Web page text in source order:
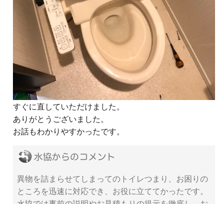
すぐに直していただけました。
ありがとうございました。
お話もわかりやすかったです。
異物を詰まらせてしまってのトイレつまり、お困りの
ところを迅速に対応でき、お役に立ててかったです。